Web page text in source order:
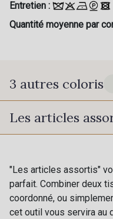
Entretien :
Quantité moyenne par
3 autres coloris
915 - Ivoire
Les articles
"Les articles assortis"
parfait. Combiner deux
coordonné, ou
cet outil vous servira au
Cadeau :